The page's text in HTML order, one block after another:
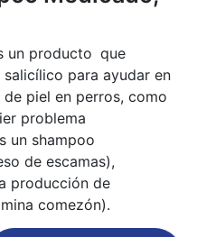
un producto que
para ayudar en
piel en perros, como
problema
un shampoo
de escamas),
producción de
comezón).